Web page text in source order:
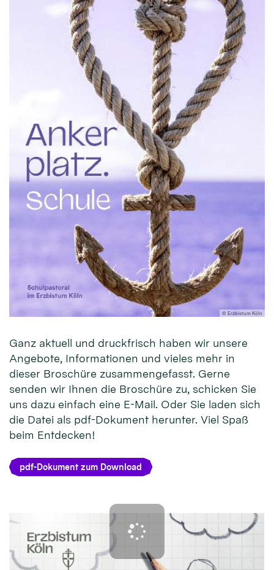
© Erzbistum Köln
Ganz aktuell und druckfrisch haben wir unsere
Angebote, Informationen und vieles mehr in
dieser Broschüre zusammengefasst. Gerne
senden wir Ihnen die Broschüre zu, schicken Sie
uns dazu einfach eine E-Mail. Oder Sie laden sich
die Datei als pdf-Dokument herunter. Viel Spaß
beim Entdecken!
pdf-Dokument zum Download